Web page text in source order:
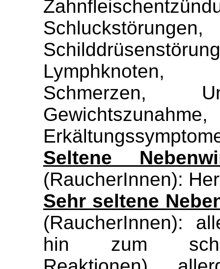
Lymphknoten,
Schmerzen,
Seltene
(RaucherInnen):
Sehr seltene
(RaucherInnen):
hin zum